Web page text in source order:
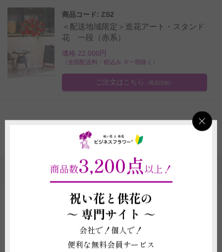
商品コード: ZS2
＜配送地域限定＞造花アート・スタンド
花 一段（赤系）
価格 22,000円
（全国配送料・税込み ※一部除く）
ご注文はこちら （商品詳細）
スタンド花のカテゴリの一覧
ビジネスフラワー®のスタンド花ができる10のポイン
商品数3,200点以上！
祝い花と供花の
～ 専門サイト ～
会社で！個人で！
便利な無料会員サービス